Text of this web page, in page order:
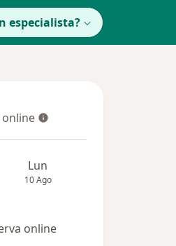
especialista?
Lun
10 Ago
online